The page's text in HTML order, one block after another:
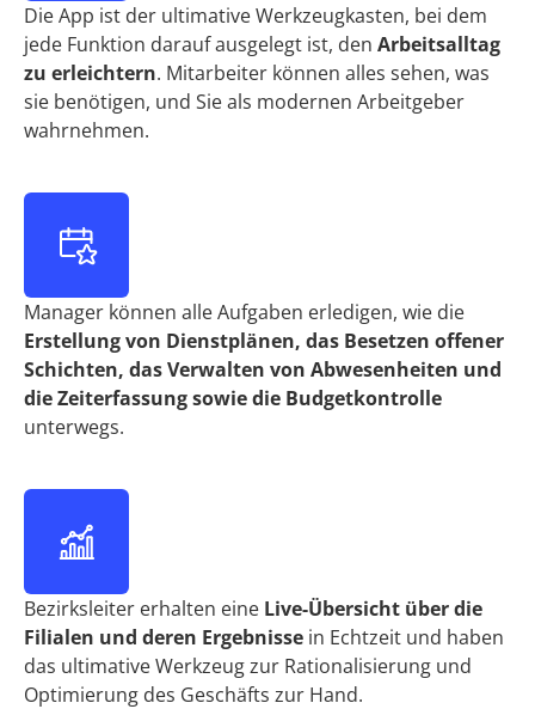
Die App ist der ultimative Werkzeugkasten, bei dem
jede Funktion darauf ausgelegt ist, den Arbeitsalltag
zu erleichtern. Mitarbeiter können alles sehen, was
sie benötigen, und Sie als modernen Arbeitgeber
wahrnehmen.
Manager können alle Aufgaben erledigen, wie die
Erstellung von Dienstplänen, das Besetzen offener
Schichten, das Verwalten von Abwesenheiten und
die Zeiterfassung sowie die Budgetkontrolle
unterwegs.
Bezirksleiter erhalten eine Live-Übersicht über die
Filialen und deren Ergebnisse in Echtzeit und haben
das ultimative Werkzeug zur Rationalisierung und
Optimierung des Geschäfts zur Hand.